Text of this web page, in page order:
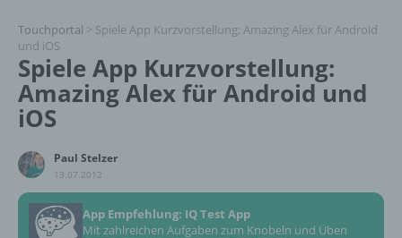
Touchportal > Spiele App Kurzvorstellung: Amazing Alex für Android
und iOS
Spiele App Kurzvorstellung:
Amazing Alex für Android und
iOS
Paul Stelzer
13.07.2012
App Empfehlung: IQ Test App
Mit zahlreichen Aufgaben zum Knobeln und Üben